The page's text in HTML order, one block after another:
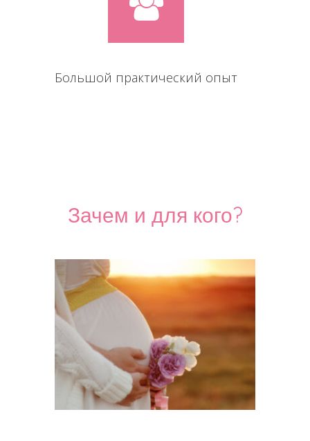
Большой практический опыт
Зачем и для кого?